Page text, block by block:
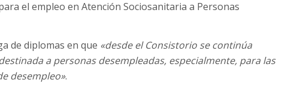
el empleo en Atención Sociosanitaria a Personas
de diplomas en que «desde el Consistorio se continúa
a personas desempleadas, especialmente, para las
desempleo».